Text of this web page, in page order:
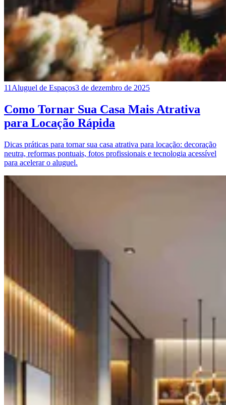
11 Aluguel de Espaços3 de dezembro de 2025
Como Tornar Sua Casa Mais Atrativa
para Locação Rápida
Dicas práticas para tornar sua casa atrativa para locação: decoração
neutra, reformas pontuais, fotos profissionais e tecnologia acessível
para acelerar o aluguel.